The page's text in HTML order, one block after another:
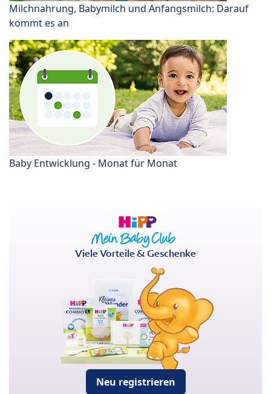
Milchnahrung, Babymilch und Anfangsmilch: Darauf
kommt es an
Baby Entwicklung - Monat für Monat
Viele Vorteile & Geschenke
Neu registrieren